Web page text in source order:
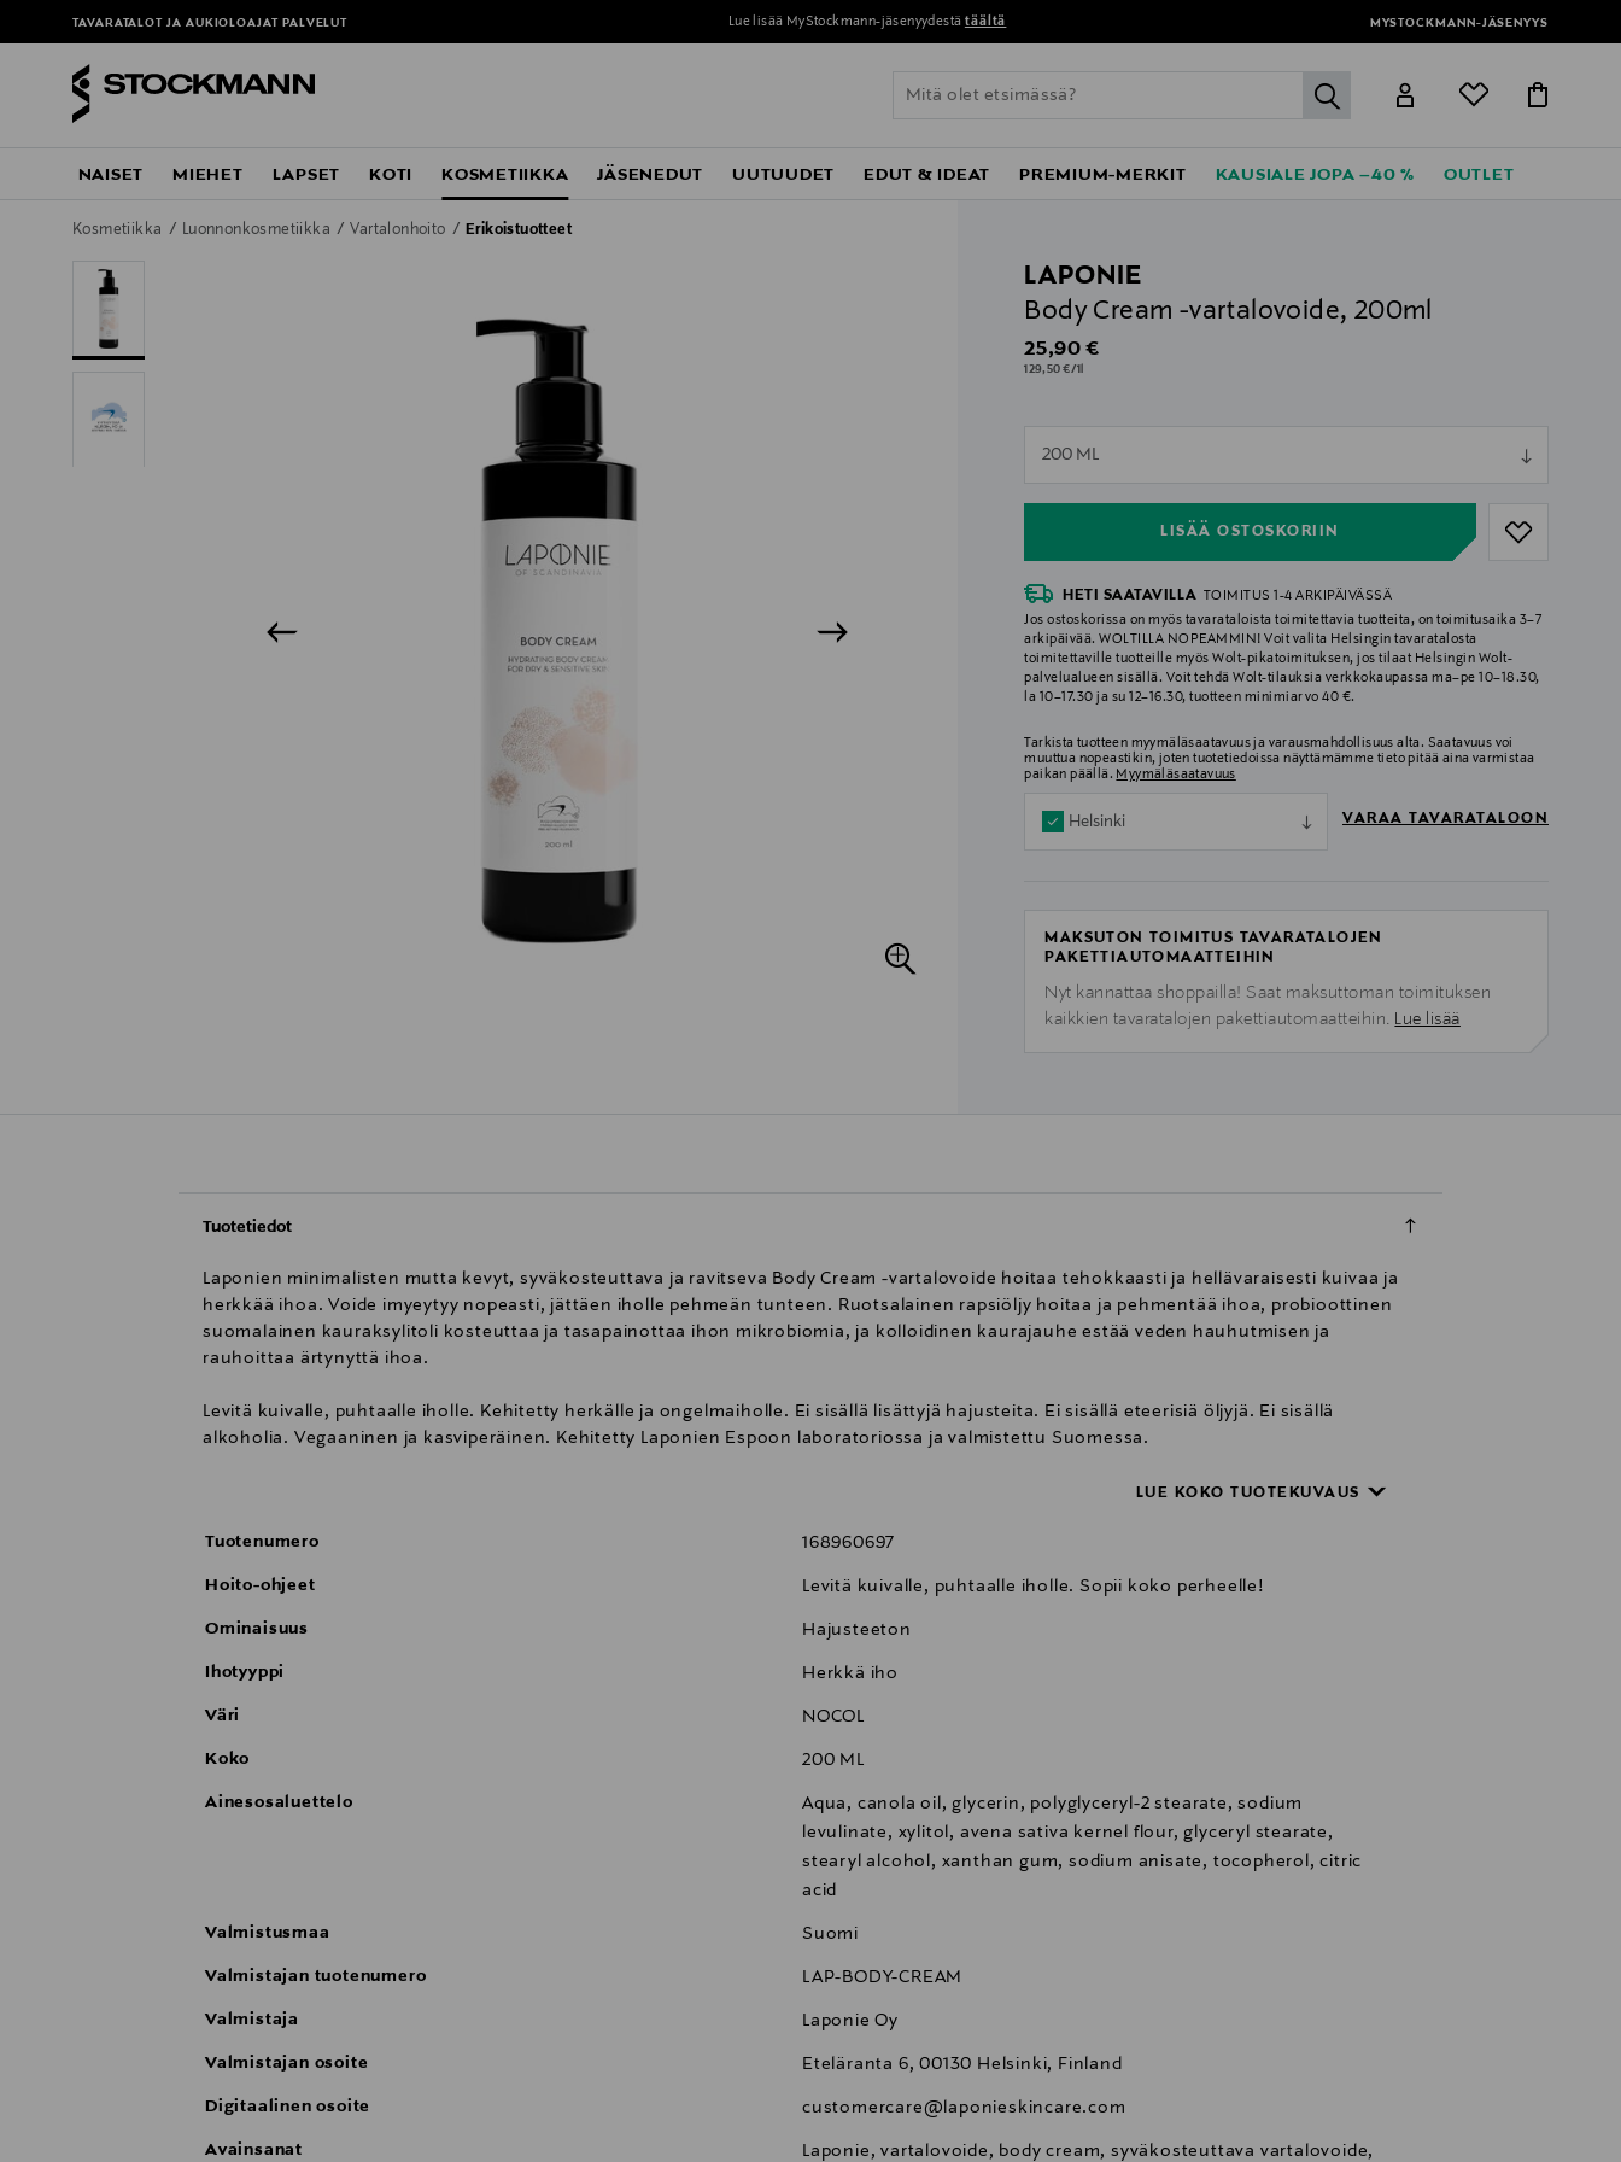
TAVARATALOT JA AUKIOLOAJAT PALVELUT Lue lisää MyStockmann-jäsenyydestä täältä MYSTOCKMANN-JÄSENYYS
label.header.go
NAISET MIEHET LAPSET KOTI KOSMETIIKKA JÄSENEDUT UUTUUDET EDUT & IDEAT PREMIUM-MERKIT KAUSIALE JOPA –40 % OUTLET
Kosmetiikka Luonnonkosmetiikka Vartalonhoito Erikoistuotteet
LAPONIE
Body Cream -vartalovoide, 200ml
Original Price
25,90 €
129,50 €/1l
200 ML
LISÄÄ OSTOSKORIIN
null
HETI SAATAVILLA
TOIMITUS 1-4 ARKIPÄIVÄSSÄ
Jos ostoskorissa on myös tavarataloista toimitettavia tuotteita, on toimitusaika 3–7
arkipäivää. WOLTILLA NOPEAMMIN! Voit valita Helsingin tavaratalosta
toimitettaville tuotteille myös Wolt-pikatoimituksen, jos tilaat Helsingin Wolt-
palvelualueen sisällä. Voit tehdä Wolt-tilauksia verkkokaupassa ma–pe 10–18.30,
la 10–17.30 ja su 12–16.30, tuotteen minimiarvo 40 €.
Tarkista tuotteen myymäläsaatavuus ja varausmahdollisuus alta. Saatavuus voi
muuttua nopeastikin, joten tuotetiedoissa näyttämämme tieto pitää aina varmistaa
paikan päällä. Myymäläsaatavuus
Helsinki VARAA TAVARATALOON
MAKSUTON TOIMITUS TAVARATALOJEN
PAKETTIAUTOMAATTEIHIN
Nyt kannattaa shoppailla! Saat maksuttoman toimituksen
kaikkien tavaratalojen pakettiautomaatteihin. Lue lisää
Tuotetiedot
Laponien minimalisten mutta kevyt, syväkosteuttava ja ravitseva Body Cream -vartalovoide hoitaa tehokkaasti ja hellävaraisesti kuivaa ja
herkkää ihoa. Voide imyeytyy nopeasti, jättäen iholle pehmeän tunteen. Ruotsalainen rapsiöljy hoitaa ja pehmentää ihoa, probioottinen
suomalainen kauraksylitoli kosteuttaa ja tasapainottaa ihon mikrobiomia, ja kolloidinen kaurajauhe estää veden hauhutmisen ja
rauhoittaa ärtynyttä ihoa.
Levitä kuivalle, puhtaalle iholle. Kehitetty herkälle ja ongelmaiholle. Ei sisällä lisättyjä hajusteita. Ei sisällä eteerisiä öljyjä. Ei sisällä
alkoholia. Vegaaninen ja kasviperäinen. Kehitetty Laponien Espoon laboratoriossa ja valmistettu Suomessa.
LUE KOKO TUOTEKUVAUS
Tuotenumero 168960697
Hoito-ohjeet Levitä kuivalle, puhtaalle iholle. Sopii koko perheelle!
Ominaisuus Hajusteeton
Ihotyyppi Herkkä iho
Väri NOCOL
Koko 200 ML
Ainesosaluettelo
Aqua, canola oil, glycerin, polyglyceryl-2 stearate, sodium
levulinate, xylitol, avena sativa kernel flour, glyceryl stearate,
stearyl alcohol, xanthan gum, sodium anisate, tocopherol, citric
acid
Valmistusmaa Suomi
Valmistajan tuotenumero LAP-BODY-CREAM
Valmistaja Laponie Oy
Valmistajan osoite Eteläranta 6, 00130 Helsinki, Finland
Digitaalinen osoite customercare@laponieskincare.com
Avainsanat
Laponie, vartalovoide, body cream, syväkosteuttava vartalovoide,